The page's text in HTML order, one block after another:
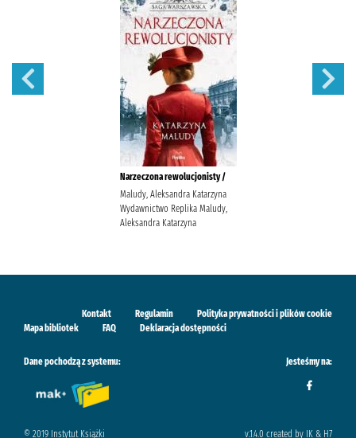
Narzeczona rewolucjonisty /
Maludy, Aleksandra Katarzyna
Wydawnictwo Replika Maludy,
Aleksandra Katarzyna
Kontakt Regulamin
Polityka prywatności i plików cookie
Mapa bibliotek
FAQ Deklaracja dostępności
Dane pochodzą z systemu: Jesteśmy na:
© 2019 Instytut Książki v.1.4.0 created by IK & H7